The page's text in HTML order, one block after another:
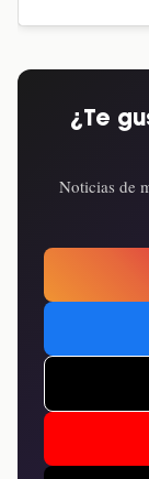
¿Te
Noticias de